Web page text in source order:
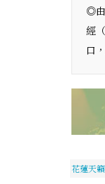
◎由
經
口
花蓮天